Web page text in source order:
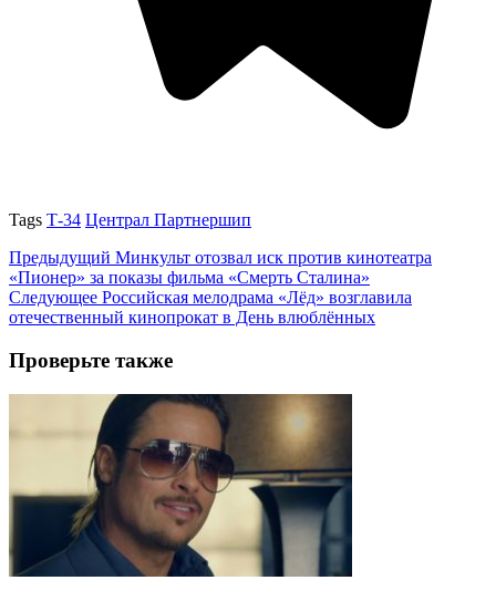
Tags Т-34 Централ Партнершип
Предыдущий Минкульт отозвал иск против кинотеатра
«Пионер» за показы фильма «Смерть Сталина»
Следующее Российская мелодрама «Лёд» возглавила
отечественный кинопрокат в День влюблённых
Проверьте также